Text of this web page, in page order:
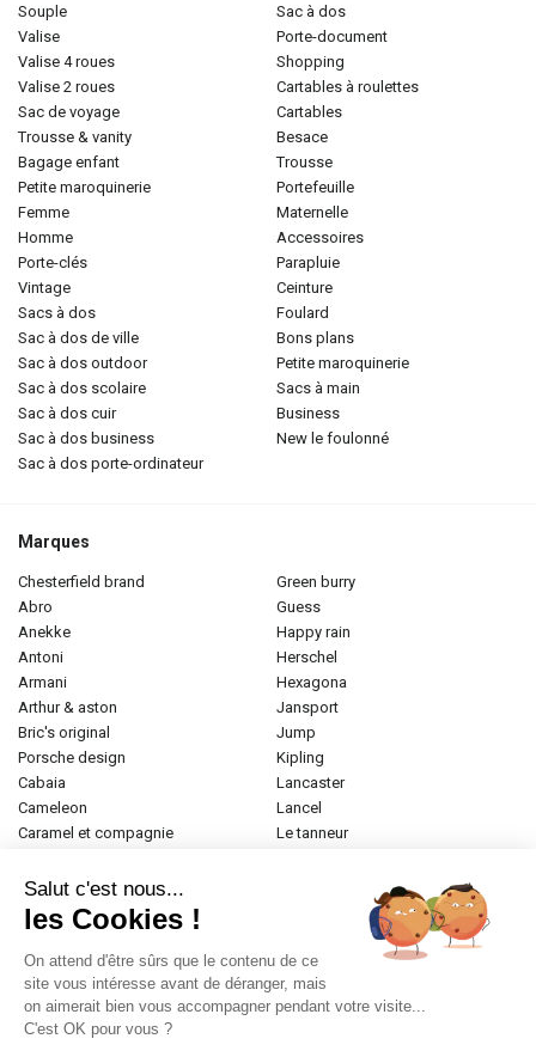
souple
valise
valise 4 roues
valise 2 roues
sac de voyage
trousse & vanity
bagage enfant
petite maroquinerie
femme
homme
porte-clés
vintage
sacs à dos
sac à dos de ville
sac à dos outdoor
sac à dos scolaire
sac à dos cuir
sac à dos business
sac à dos porte-ordinateur
sac à dos
porte-document
shopping
cartables à roulettes
cartables
besace
trousse
portefeuille
maternelle
accessoires
parapluie
ceinture
foulard
bons plans
petite maroquinerie
sacs à main
business
new le foulonné
Marques
chesterfield brand
abro
anekke
antoni
armani
arthur & aston
bric's original
porsche design
cabaia
cameleon
caramel et compagnie
donna celi
eastpak
elite
emily & noah
esprit
etrier
fabrizio
green burry
guess
happy rain
herschel
hexagona
jansport
jump
kipling
lancaster
lancel
le tanneur
paul marius
samsonite
tamaris
Salut c'est nous...
les Cookies !
On attend d'être sûrs que le contenu de ce
site vous intéresse avant de déranger, mais
on aimerait bien vous accompagner pendant votre visite...
C'est OK pour vous ?